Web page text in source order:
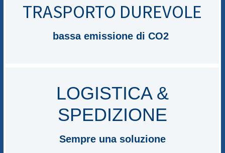
TRASPORTO DUREVOLE
bassa emissione di CO2
LOGISTICA &
SPEDIZIONE
Sempre una soluzione